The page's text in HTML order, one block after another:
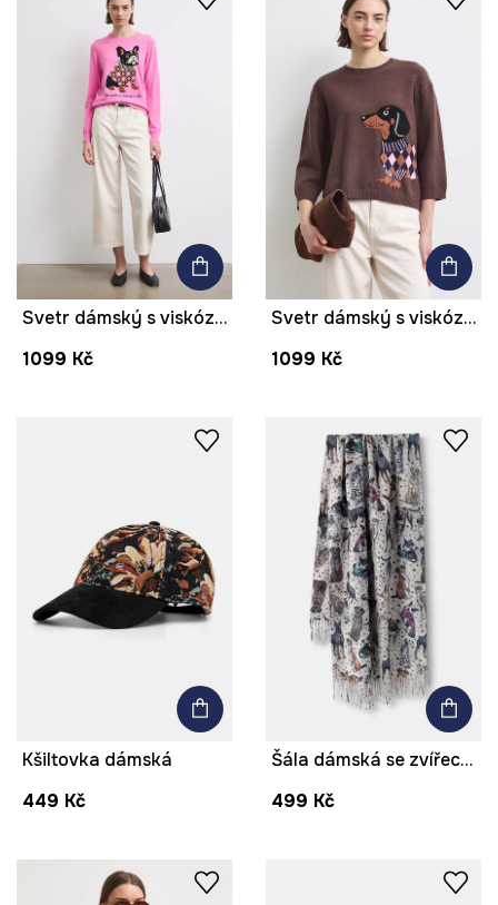
Svetr dámský s viskózou se zvířecím vzorem
1099 Kč
Svetr dámský s viskózou se zvířecím vzorem
1099 Kč
Kšiltovka dámská
449 Kč
Šála dámská se zvířecím vzorem
499 Kč